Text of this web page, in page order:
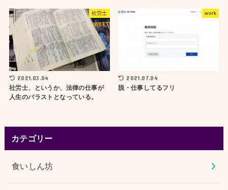
社労士
2021.03.04
社労士、というか、法律の仕事が
人生のバラストとなっている。
work
2021.07.04
脱・仕事してるフリ
カテゴリー
食いしん坊